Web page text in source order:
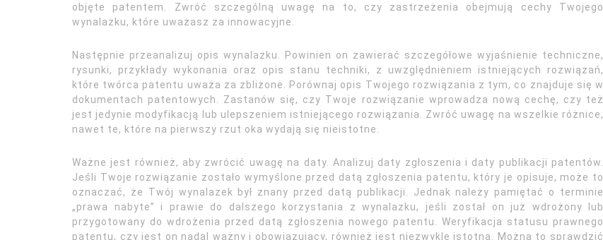
objęte patentem. Zwróć szczególną uwagę na to, czy zastrzeżenia obejmują cechy Twojego
wynalazku, które uważasz za innowacyjne.
Następnie przeanalizuj opis wynalazku. Powinien on zawierać szczegółowe wyjaśnienie techniczne,
rysunki, przykłady wykonania oraz opis stanu techniki, z uwzględnieniem istniejących rozwiązań,
które twórca patentu uważa za zbliżone. Porównaj opis Twojego rozwiązania z tym, co znajduje się w
dokumentach patentowych. Zastanów się, czy Twoje rozwiązanie wprowadza nową cechę, czy też
jest jedynie modyfikacją lub ulepszeniem istniejącego rozwiązania. Zwróć uwagę na wszelkie różnice,
nawet te, które na pierwszy rzut oka wydają się nieistotne.
Ważne jest również, aby zwrócić uwagę na daty. Analizuj daty zgłoszenia i daty publikacji patentów.
Jeśli Twoje rozwiązanie zostało wymyślone przed datą zgłoszenia patentu, który je opisuje, może to
oznaczać, że Twój wynalazek był znany przed datą publikacji. Jednak należy pamiętać o terminie
„prawa nabyte” i prawie do dalszego korzystania z wynalazku, jeśli został on już wdrożony lub
przygotowany do wdrożenia przed datą zgłoszenia nowego patentu. Weryfikacja statusu prawnego
patentu, czy jest on nadal ważny i obowiązujący, również jest niezwykle istotna. Można to sprawdzić